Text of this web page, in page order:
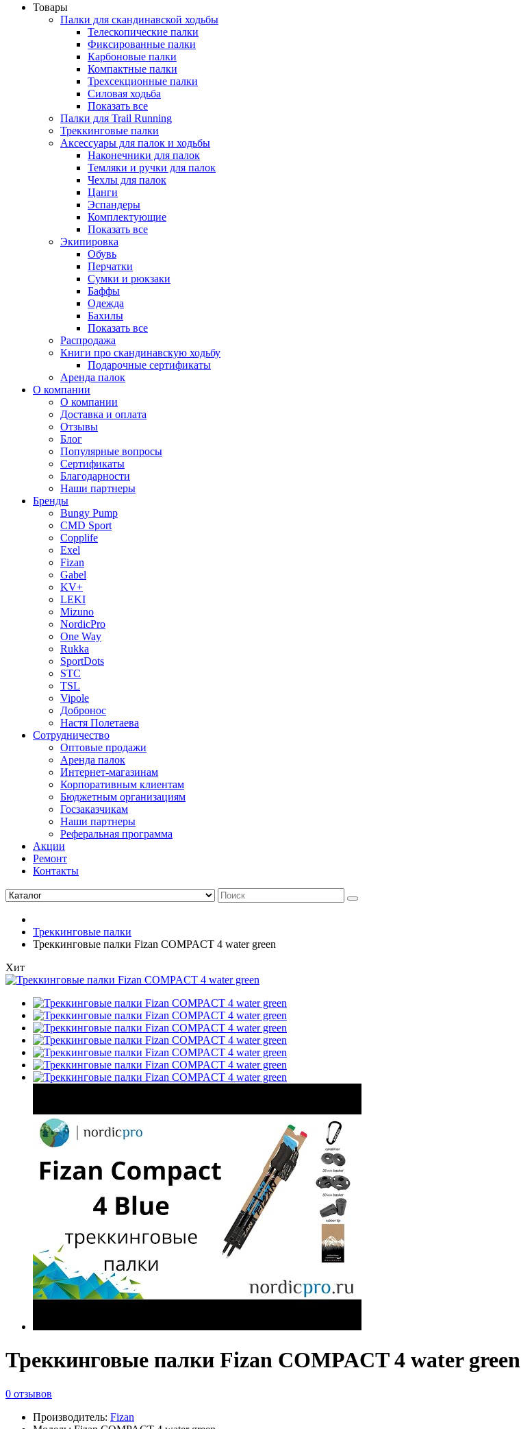
Товары
Палки для скандинавской ходьбы
Телескопические палки
Фиксированные палки
Карбоновые палки
Компактные палки
Трехсекционные палки
Силовая ходьба
Показать все
Палки для Trail Running
Треккинговые палки
Аксессуары для палок и ходьбы
Наконечники для палок
Темляки и ручки для палок
Чехлы для палок
Цанги
Эспандеры
Комплектующие
Показать все
Экипировка
Обувь
Перчатки
Сумки и рюкзаки
Баффы
Одежда
Бахилы
Показать все
Распродажа
Книги про скандинавскую ходьбу
Подарочные сертификаты
Аренда палок
О компании
О компании
Доставка и оплата
Отзывы
Блог
Популярные вопросы
Сертификаты
Благодарности
Наши партнеры
Бренды
Bungy Pump
CMD Sport
Copplife
Exel
Fizan
Gabel
KV+
LEKI
Mizuno
NordicPro
One Way
Rukka
SportDots
STC
TSL
Vipole
Добронос
Настя Полетаева
Сотрудничество
Оптовые продажи
Аренда палок
Интернет-магазинам
Корпоративным клиентам
Бюджетным организациям
Госзаказчикам
Наши партнеры
Реферальная программа
Акции
Ремонт
Контакты
Треккинговые палки
Треккинговые палки Fizan COMPACT 4 water green
Хит
Треккинговые палки Fizan COMPACT 4 water green
0 отзывов
Производитель: Fizan